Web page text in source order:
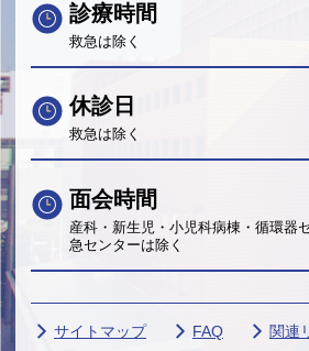
診療時間
救急は除く
休診日
救急は除く
面会時間
産科・新生児・小児科病棟・循環器
急センターは除く
サイトマップ FAQ 関連